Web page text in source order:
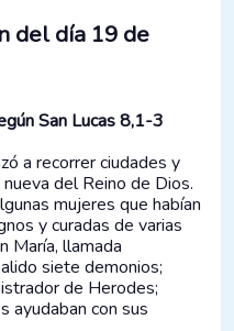
del día 19 de
San Lucas 8,1-3
a recorrer ciudades y
del Reino de Dios.
mujeres que habían
y curadas de varias
María, llamada
siete demonios;
de Herodes;
ayudaban con sus